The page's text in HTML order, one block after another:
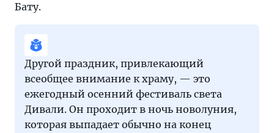
Бату.
Другой праздник, привлекающий
всеобщее внимание к храму, — это
ежегодный осенний фестиваль света
Дивали. Он проходит в ночь новолуния,
которая выпадает обычно на конец